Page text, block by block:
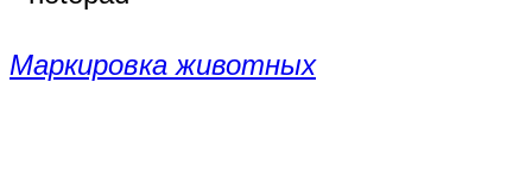
Маркировка животных